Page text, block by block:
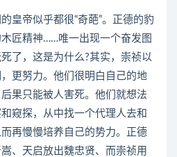
帝似乎都很“奇葩”。正德的豹
匠精神……唯一出现一个奋发图
了，这是为什么?其实，崇祯以
更努力。他们很明白自己的地
果只能被人害死。他们就想法
窥探，从中找一个代理人去和
再慢慢培养自己的势力。正德
、天启放出魏忠贤、而崇祯用